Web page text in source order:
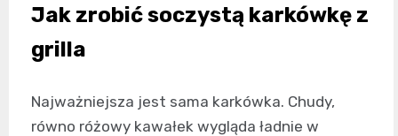
Jak zrobić soczystą karkówkę z
grilla
Najważniejsza jest sama karkówka. Chudy,
równo różowy kawałek wygląda ładnie w